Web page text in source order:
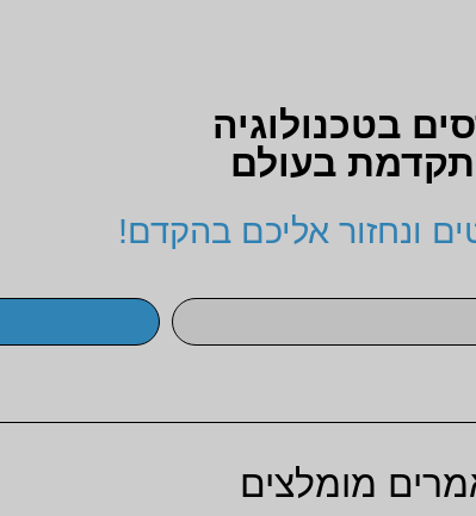
בטכנולוגיה
בעולם
ונחזור אליכם בהקדם!
מומלצים